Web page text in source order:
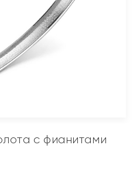
с фианитами